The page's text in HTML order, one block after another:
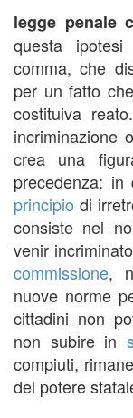
legge penale
questa
comma, che
per un fatto
costituiva
incriminazione
crea una
precedenza:
principio di
consiste nel
venir
commissione,
nuove norme
cittadini non
non subire in
compiuti,
del potere